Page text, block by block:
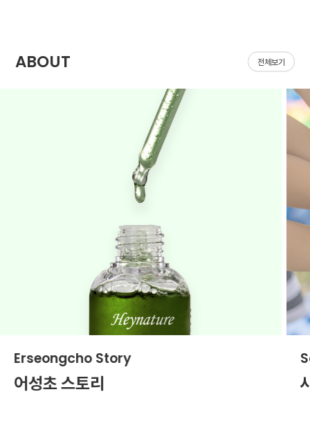
ABOUT 전체보기
Erseongcho Story
어성초 스토리